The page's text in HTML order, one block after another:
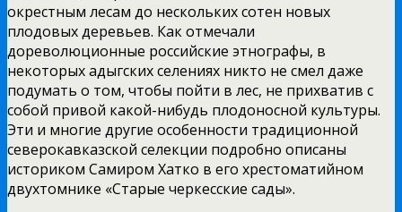
окрестным лесам до нескольких сотен новых
плодовых деревьев. Как отмечали
дореволюционные российские этнографы, в
некоторых адыгских селениях никто не смел даже
подумать о том, чтобы пойти в лес, не прихватив с
собой привой какой-нибудь плодоносной культуры.
Эти и многие другие особенности традиционной
северокавказской селекции подробно описаны
историком Самиром Хатко в его хрестоматийном
двухтомнике «Старые черкесские сады».